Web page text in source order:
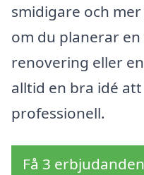
smidigare och
om du planerar
renovering eller
alltid en bra idé
professionell.
Få 3